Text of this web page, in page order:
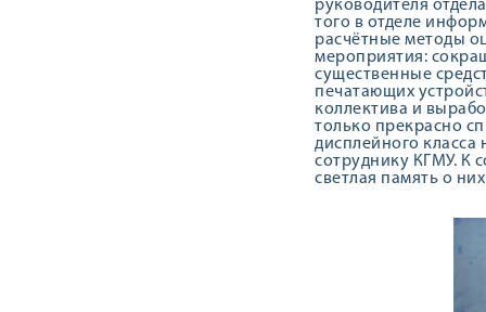
руководителя
того в отделе
расчётные методы
мероприятия:
существенные
печатающих
коллектива и
только прекрасно
дисплейного
сотруднику КГМУ. К
светлая память о